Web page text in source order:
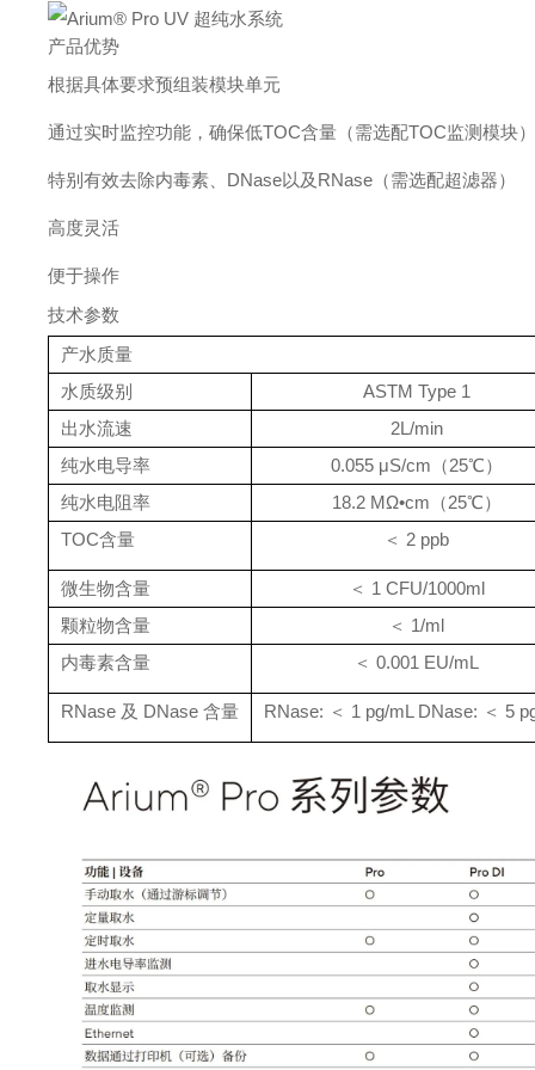
产品优势
根据具体要求预组装模块单元
通过实时监控功能，确保低TOC含量（需选配TOC监测模块
特别有效去除内毒素、DNase以及RNase（需选配超滤器）
高度灵活
便于操作
技术参数
产水质量
水质级别
ASTM Type 1
出水流速
2L/min
纯水电导率
0.055 μS/cm（25℃）
纯水电阻率
18.2 MΩ•cm（25℃）
TOC含量
＜ 2 ppb
微生物含量 ＜ 1 CFU/1000ml
颗粒物含量
＜ 1/ml
内毒素含量
＜ 0.001 EU/mL
RNase 及 DNase 含量 RNase: ＜ 1 pg/mL DNase: ＜ 5